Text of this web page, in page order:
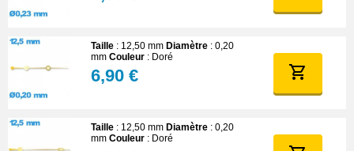
Taille : 12,50 mm Diamètre : 0,20
mm Couleur : Doré
6,90 €
Taille : 12,50 mm Diamètre : 0,20
mm Couleur : Doré